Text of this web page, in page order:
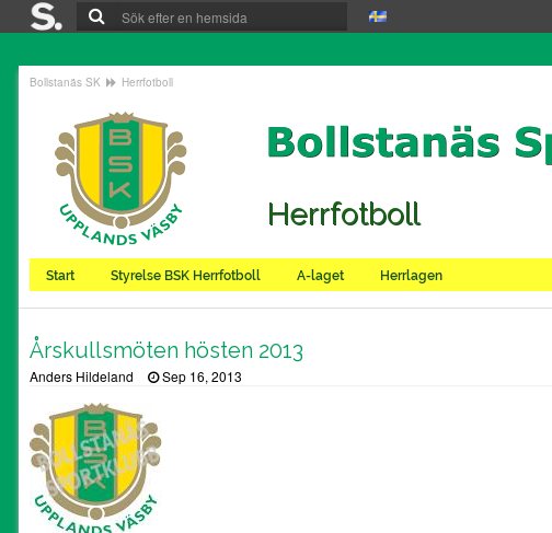
Bollstanäs SK Herrfotboll
Herrfotboll
Start Styrelse BSK Herrfotboll A-laget Herrlagen
Årskullsmöten hösten 2013
Anders Hildeland Sep 16, 2013